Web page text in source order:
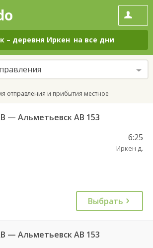
– деревня Иркен на все дни
отправления и прибытия местное
— Альметьевск АВ 153
6:25
Иркен д.
Выбрать
— Альметьевск АВ 153